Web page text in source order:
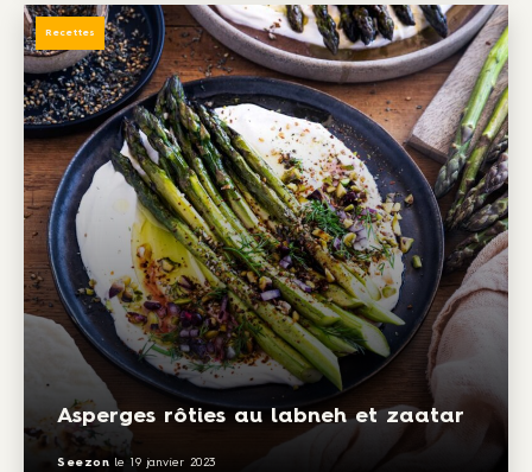
Asperges rôties au labneh et zaatar
Seezon le 19 janvier 2023
Recettes